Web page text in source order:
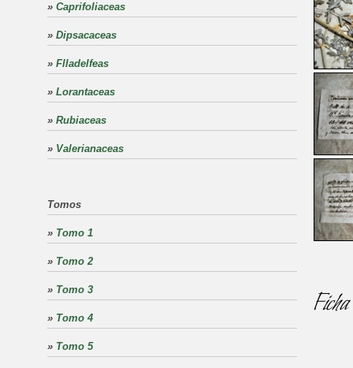
» Caprifoliaceas
» Dipsacaceas
» Flladelfeas
» Lorantaceas
» Rubiaceas
» Valerianaceas
Tomos
» Tomo 1
» Tomo 2
» Tomo 3
» Tomo 4
» Tomo 5